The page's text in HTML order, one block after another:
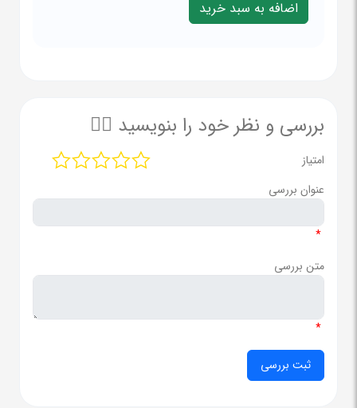
بررسی و نظر خود را بنویسید ✍🏻
امتیاز
عنوان بررسی
*
متن بررسی
*